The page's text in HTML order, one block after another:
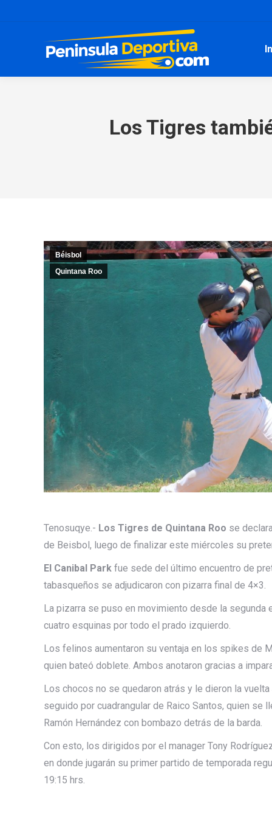
Los Tigres
Béisbol
Quintana Roo
Tenosuqye.- Los Tigres de Quintana Roo se
de Beisbol, luego de finalizar este miércoles su
El Canibal Park fue sede del último encuentro de
tabasqueños se adjudicaron con pizarra final de 4×3.
La pizarra se puso en movimiento desde la segunda
cuatro esquinas por todo el prado izquierdo.
Los felinos aumentaron su ventaja en los spikes de
quien bateó doblete. Ambos anotaron gracias a
Los chocos no se quedaron atrás y le dieron la
seguido por cuadrangular de Raico Santos, quien se
Ramón Hernández con bombazo detrás de la barda.
Con esto, los dirigidos por el manager Tony
en donde jugarán su primer partido de temporada
19:15 hrs.